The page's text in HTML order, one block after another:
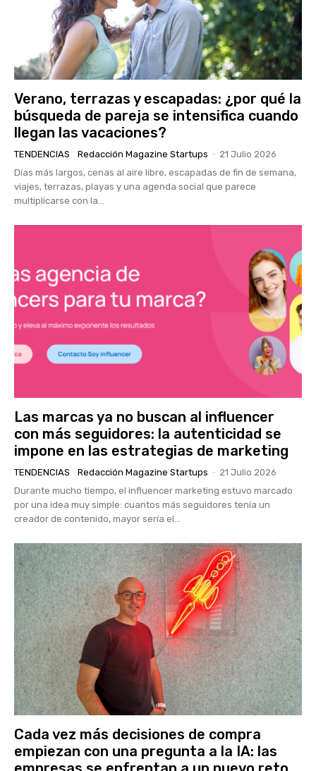
Verano, terrazas y escapadas: ¿por qué la
búsqueda de pareja se intensifica cuando
llegan las vacaciones?
TENDENCIAS Redacción Magazine Startups - 21 Julio 2026
Días más largos, cenas al aire libre, escapadas de fin de semana,
viajes, terrazas, playas y una agenda social que parece
multiplicarse con la...
Las marcas ya no buscan al influencer
con más seguidores: la autenticidad se
impone en las estrategias de marketing
TENDENCIAS Redacción Magazine Startups - 21 Julio 2026
Durante mucho tiempo, el influencer marketing estuvo marcado
por una idea muy simple: cuantos más seguidores tenía un
creador de contenido, mayor sería el...
Cada vez más decisiones de compra
empiezan con una pregunta a la IA: las